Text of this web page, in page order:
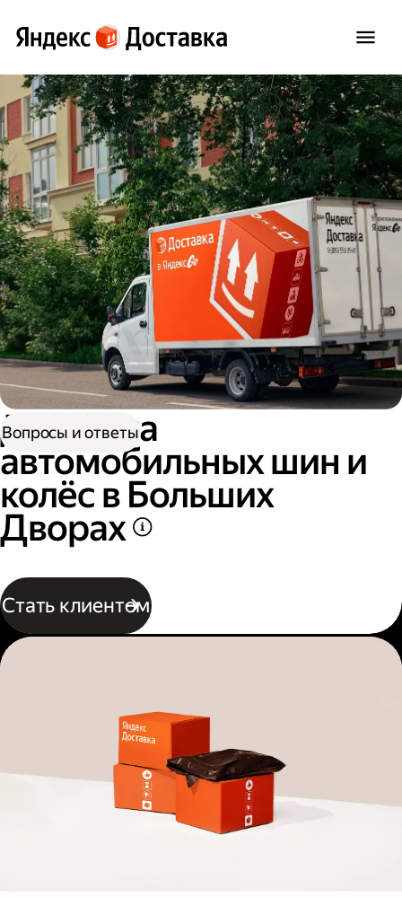
Доставка
автомобильных шин и
колёс в Больших
Дворах
Стать клиентом
Вопросы и ответы